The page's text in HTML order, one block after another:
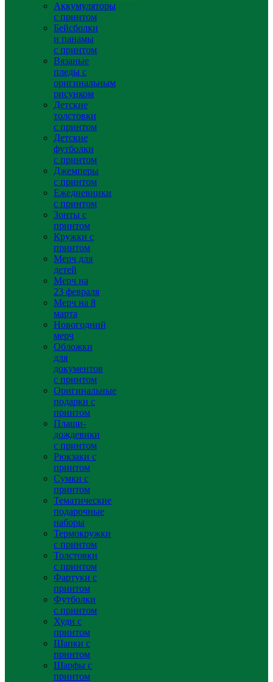
Аккумуляторы
с принтом
Бейсболки
и панамы
с принтом
Вязаные
пледы с
оригинальным
рисунком
Детские
толстовки
с принтом
Детские
футболки
с принтом
Джемперы
с принтом
Ежедневники
с принтом
Зонты с
принтом
Кружки с
принтом
Мерч для
детей
Мерч на
23 февраля
Мерч на 8
марта
Новогодний
мерч
Обложки
для
документов
с принтом
Оригинальные
подарки с
принтом
Плащи-
дождевики
с принтом
Рюкзаки с
принтом
Сумки с
принтом
Тематические
подарочные
наборы
Термокружки
с принтом
Толстовки
с принтом
Фартуки с
принтом
Футболки
с принтом
Худи с
принтом
Шапки с
принтом
Шарфы с
принтом